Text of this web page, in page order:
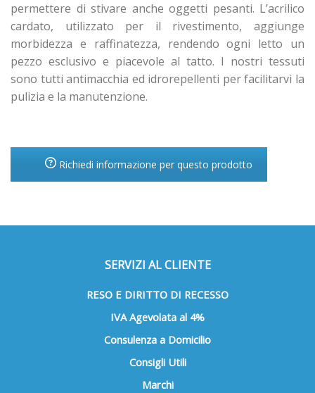
permettere di stivare anche oggetti pesanti. L’acrilico
cardato, utilizzato per il rivestimento, aggiunge
morbidezza e raffinatezza, rendendo ogni letto un
pezzo esclusivo e piacevole al tatto. I nostri tessuti
sono tutti antimacchia ed idrorepellenti per facilitarvi la
pulizia e la manutenzione.
Richiedi informazione per questo prodotto
SERVIZI AL CLIENTE
RESO E DIRITTO DI RECESSO
IVA Agevolata al 4%
Consulenza a Domicilio
Consigli Utili
Marchi